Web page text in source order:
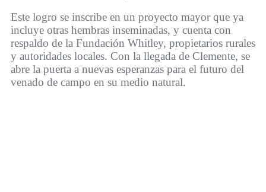
Este logro se inscribe en un proyecto mayor que ya
incluye otras hembras inseminadas, y cuenta con
respaldo de la Fundación Whitley, propietarios rurales
y autoridades locales. Con la llegada de Clemente, se
abre la puerta a nuevas esperanzas para el futuro del
venado de campo en su medio natural.